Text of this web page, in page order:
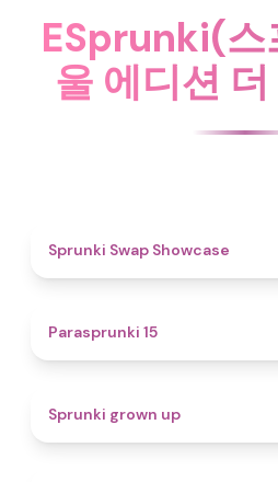
ESprunki(스
울 에디션
Sprunki Swap Showcase
Parasprunki 15
Sprunki grown up